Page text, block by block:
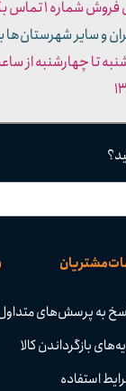
مشتریان
به پرسش‌های
بازگرداندن کالا
استفاده
۱ تماس بگیرید.
و سایر